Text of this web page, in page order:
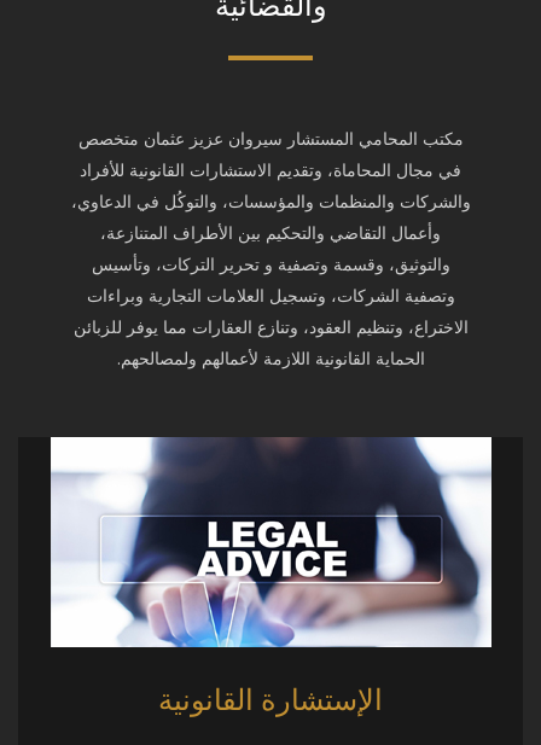
مكتب المحامي المستشار سيروان عزيز عثمان متخصص
في مجال المحاماة، وتقديم الاستشارات القانونية للأفراد
والشركات والمنظمات والمؤسسات، والتوكُل في الدعاوي،
وأعمال التقاضي والتحكیم بين الأطراف المتنازعة،
والتوثيق، وقسمة وتصفية و تحرير التركات، وتأسيس
وتصفية الشركات، وتسجيل العلامات التجارية وبراءات
الاختراع، وتنظيم العقود، وتنازع العقارات مما يوفر للزبائن
الحماية القانونية اللازمة لأعمالهم ولمصالحهم.
الإستشارة القانونية